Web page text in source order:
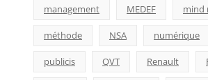
management MEDEF mind
méthode NSA numérique
publicis QVT Renault